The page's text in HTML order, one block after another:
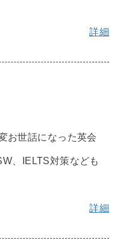
詳細
お世話になった英会
、IELTS対策なども
詳細